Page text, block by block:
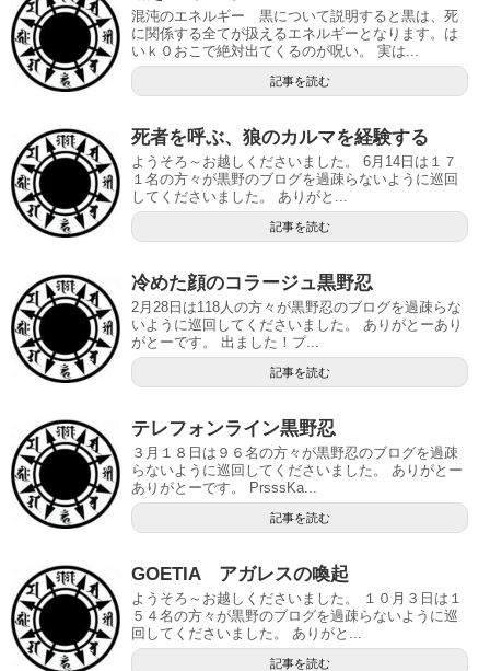
混沌のエネルギー 黒について説明すると黒は、死
に関係する全てが扱えるエネルギーとなります。は
いｋ０おこで絶対出てくるのが呪い。 実は...
記事を読む
死者を呼ぶ、狼のカルマを経験する
ようそろ～お越しくださいました。 6月14日は１７
１名の方々が黒野のブログを過疎らないように巡回
してくださいました。 ありがと...
記事を読む
冷めた顔のコラージュ黒野忍
2月28日は118人の方々が黒野忍のブログを過疎らな
いように巡回してくださいました。 ありがとーあり
がとーです。 出ました！プ...
記事を読む
テレフォンライン黒野忍
３月１８日は９６名の方々が黒野忍のブログを過疎
らないように巡回してくださいました。 ありがとー
ありがとーです。 PrsssKa...
記事を読む
GOETIA アガレスの喚起
ようそろ～お越しくださいました。 １０月３日は１
５４名の方々が黒野のブログを過疎らないように巡
回してくださいました。 ありがと...
記事を読む